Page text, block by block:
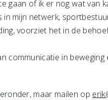
gaan of ik er nog wat van
mijn netwerk,
voorziet het in de
communicatie in
maar mailen op